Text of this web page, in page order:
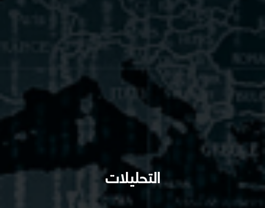
التحليلات